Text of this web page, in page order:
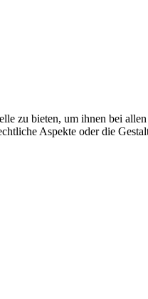
zu bieten, um ihnen bei
Aspekte oder die